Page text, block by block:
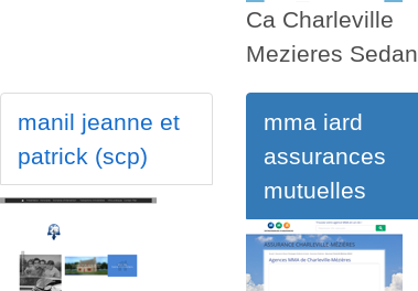
Ca Charleville
Mezieres Sedan
manil jeanne et
patrick (scp)
mma iard
assurances
mutuelles